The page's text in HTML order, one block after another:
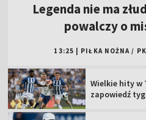
Legenda nie ma
powalczy o
13:25 PIŁKA NOŻNA /
Wielkie hity w
zapowiedź